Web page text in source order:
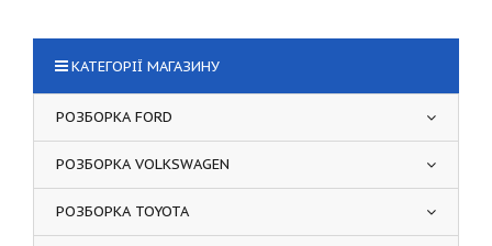
КАТЕГОРІЇ МАГАЗИНУ
РОЗБОРКА FORD
РОЗБОРКА VOLKSWAGEN
РОЗБОРКА TOYOTA